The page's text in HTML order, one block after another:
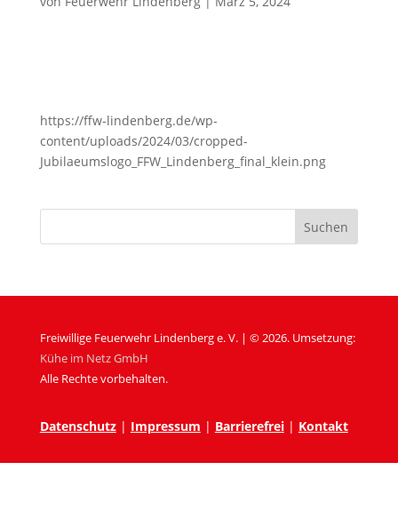
https://ffw-lindenberg.de/wp-
content/uploads/2024/03/cropped-
Jubilaeumslogo_FFW_Lindenberg_final_klein.png
Freiwillige Feuerwehr Lindenberg e. V. | © 2026. Umsetzung:
Kühe im Netz GmbH
Alle Rechte vorbehalten.
Datenschutz | Impressum | Barrierefrei| Kontakt